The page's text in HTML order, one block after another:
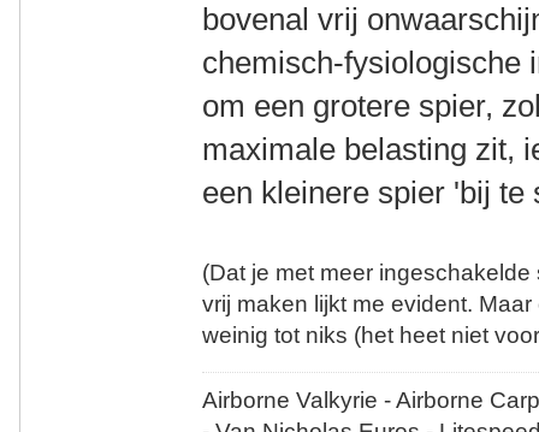
bovenal vrij
chemisch-fysiologische
om een grotere spier,
maximale belasting zit,
een kleinere spier 'bij te
(Dat je met meer
vrij maken lijkt me evident.
weinig tot niks (het heet niet
Airborne Valkyrie - Airborne